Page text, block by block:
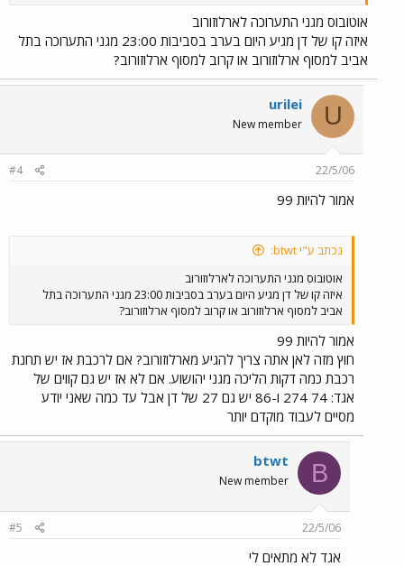
אוטובוס מגני התערוכה לארלוזורוב
איזה קו של דן מגיע היום בערב בסביבות 23:00 מגני התערוכה בתל
אביב למסוף ארלוזורוב או קרוב למסוף ארלוזורוב?
U
urilei
New member
22/5/06
#4
אמור להיות 99
נכתב ע"י btwt:
אוטובוס מגני התערוכה לארלוזורוב
איזה קו של דן מגיע היום בערב בסביבות 23:00 מגני התערוכה בתל
אביב למסוף ארלוזורוב או קרוב למסוף ארלוזורוב?
אמור להיות 99
חוץ מזה לאן אתה צריך להגיע מארלוזורוב? אם לרכבת אז יש תחנת
רכבת כמה דקות הליכה מגני יהושוע. אם לא אז יש גם קווים של
אגד: 74 274 ו-86 יש גם 27 של דן אבל עד כמה שאני יודע
מסיים לעבוד מוקדם יותר
B
btwt
New member
22/5/06
#5
אגד לא מתאים לי